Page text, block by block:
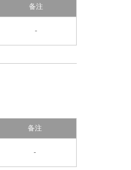
备注
-
备注
-